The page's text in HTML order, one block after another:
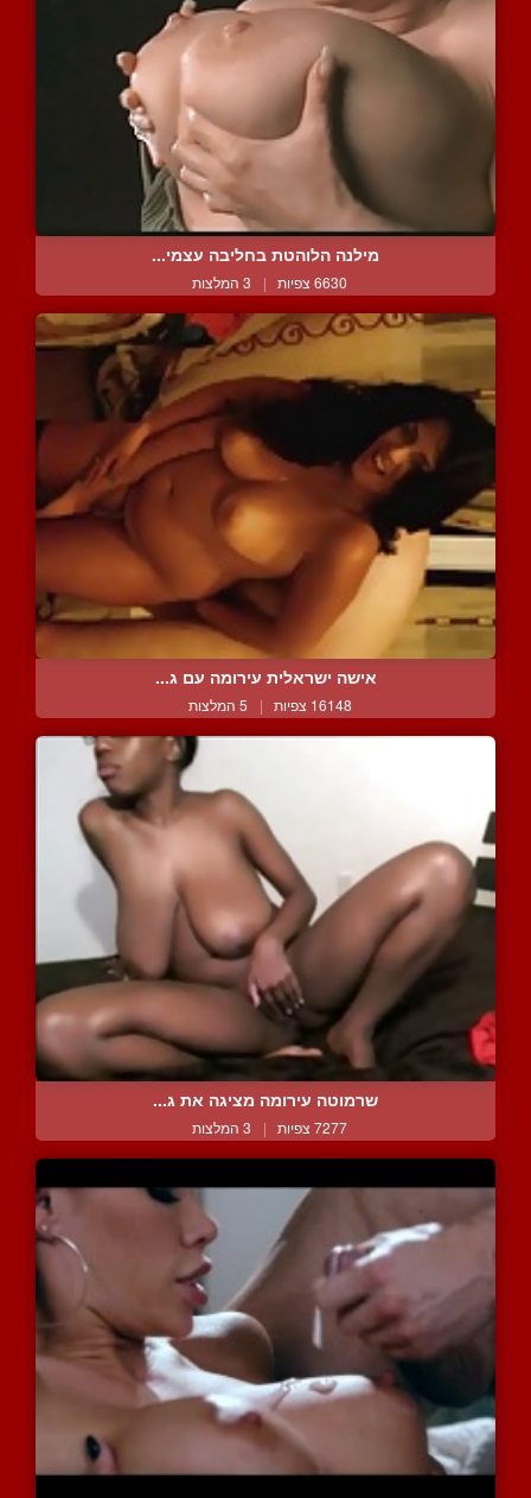
מילנה הלוהטת בחליבה עצמי...
6630 צפיות | 3 המלצות
אישה ישראלית עירומה עם ג...
16148 צפיות | 5 המלצות
שרמוטה עירומה מציגה את ג...
7277 צפיות | 3 המלצות